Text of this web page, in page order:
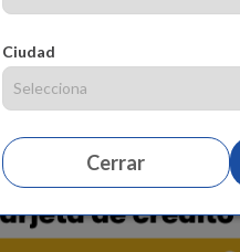
Ciudad
Cerrar
Buzo abierto con capucha en
magia. - Detalle de estampado -